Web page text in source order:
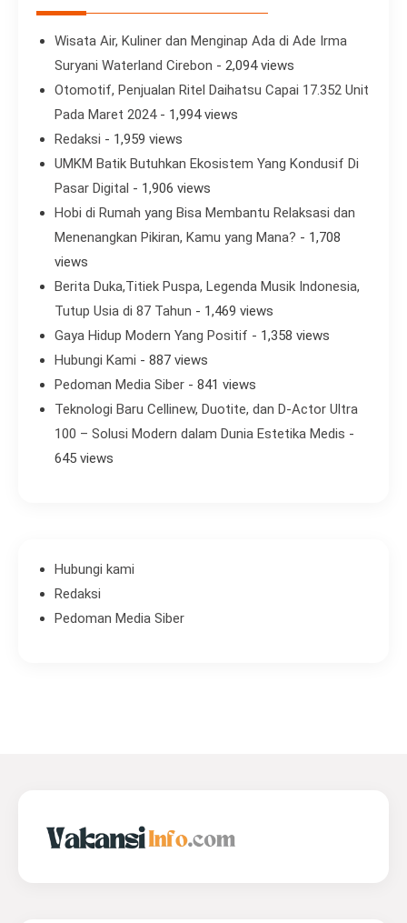
Wisata Air, Kuliner dan Menginap Ada di Ade Irma
Suryani Waterland Cirebon - 2,094 views
Otomotif, Penjualan Ritel Daihatsu Capai 17.352 Unit
Pada Maret 2024- 1,994 views
Redaksi - 1,959 views
UMKM Batik Butuhkan Ekosistem Yang Kondusif Di
Pasar Digital - 1,906 views
Hobi di Rumah yang Bisa Membantu Relaksasi dan
Menenangkan Pikiran, Kamu yang Mana? - 1,708
views
Berita Duka,Titiek Puspa, Legenda Musik Indonesia,
Tutup Usia di 87 Tahun - 1,469 views
Gaya Hidup Modern Yang Positif - 1,358 views
Hubungi Kami - 887 views
Pedoman Media Siber - 841 views
Teknologi Baru Cellinew, Duotite, dan D-Actor Ultra
100 – Solusi Modern dalam Dunia Estetika Medis -
645 views
Hubungi kami
Redaksi
Pedoman Media Siber